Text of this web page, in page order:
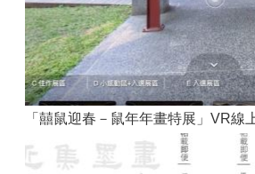
「囍鼠迎春－鼠年年畫特展」VR線